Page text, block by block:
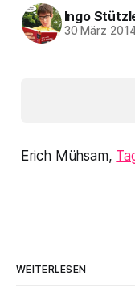
Ingo
30 März
Erich Mühsam,
WEITERLESEN